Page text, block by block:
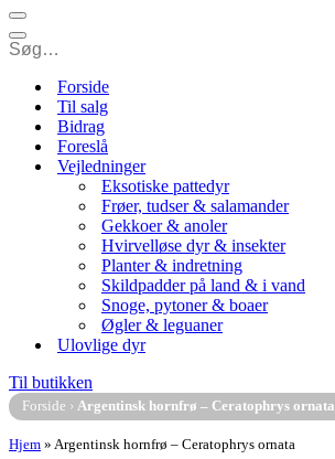
Navigation
menu
Navigation
menu
Forside
Til salg
Bidrag
Foreslå
Vejledninger
Eksotiske pattedyr
Frøer, tudser & salamander
Gekkoer & anoler
Hvirvelløse dyr & insekter
Planter & indretning
Skildpadder på land & i vand
Snoge, pytoner & boaer
Øgler & leguaner
Ulovlige dyr
Til butikken
Forside › Argentinsk hornfrø – Ceratophrys ornata
Hjem » Argentinsk hornfrø – Ceratophrys ornata